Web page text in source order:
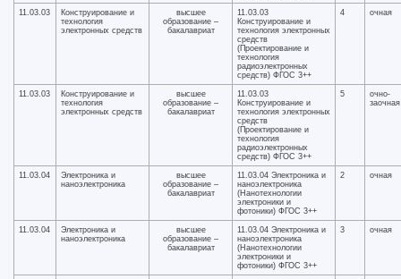
11.03.03
Конструирование и
технология
электронных средств
высшее
образование –
бакалавриат
11.03.03
Конструирование и
технология электронных
средств
(Проектирование и
технология
радиоэлектронных
средств) ФГОС 3++
4 очная
11.03.03
Конструирование и
технология
электронных средств
высшее
образование –
бакалавриат
11.03.03
Конструирование и
технология электронных
средств
(Проектирование и
технология
радиоэлектронных
средств) ФГОС 3++
5
очно-
заочная
11.03.04
Электроника и
наноэлектроника
высшее
образование –
бакалавриат
11.03.04 Электроника и
наноэлектроника
(Нанотехнологии
электроники и
фотоники) ФГОС 3++
2 очная
11.03.04
Электроника и
наноэлектроника
высшее
образование –
бакалавриат
11.03.04 Электроника и
наноэлектроника
(Нанотехнологии
электроники и
фотоники) ФГОС 3++
3 очная